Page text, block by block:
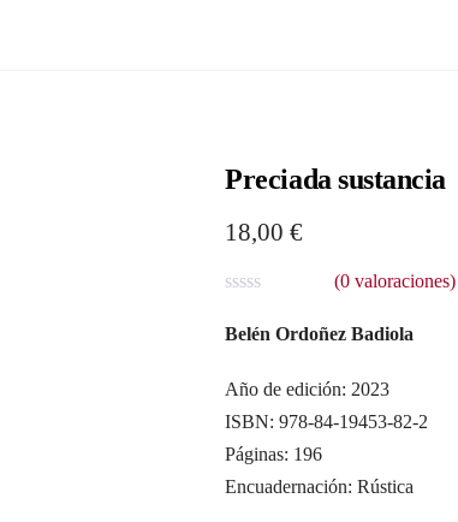
Preciada sustancia
18,00€
a
r
d
o
c
o
(0valoraciones)
Belén Ordoñez Badiola
Año de edición: 2023
ISBN: 978-84-19453-82-2
Páginas: 196
Encuadernación: Rústica